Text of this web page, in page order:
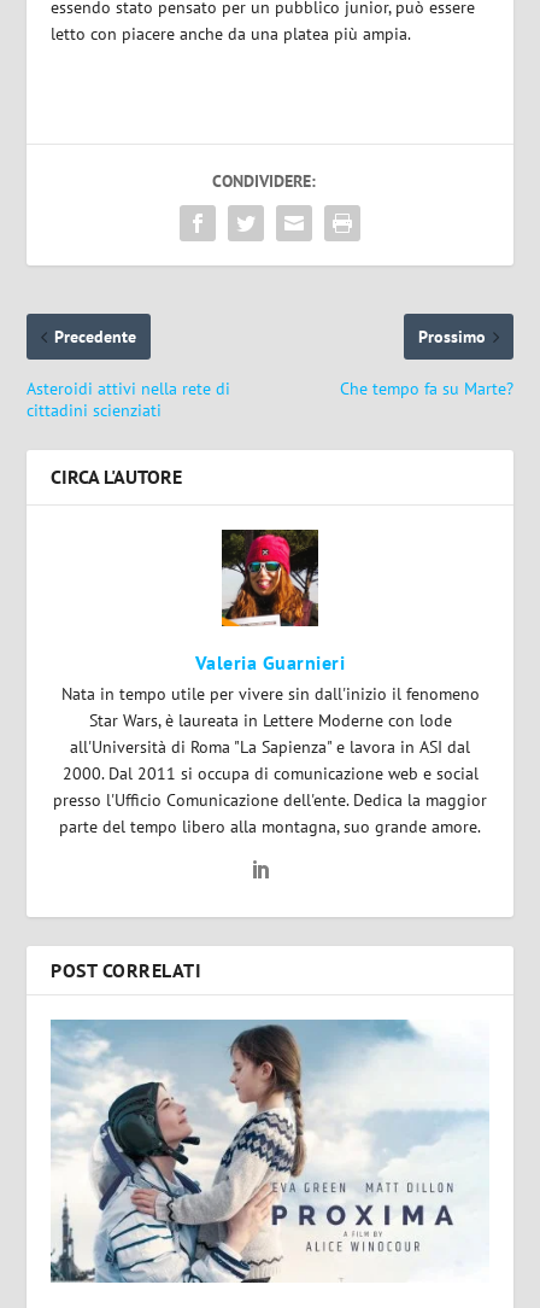
essendo stato pensato per un pubblico junior, può essere
letto con piacere anche da una platea più ampia.
CONDIVIDERE:
Precedente
Asteroidi attivi nella rete di
cittadini scienziati
Prossimo
Che tempo fa su Marte?
CIRCA L'AUTORE
Valeria Guarnieri
Nata in tempo utile per vivere sin dall'inizio il fenomeno
Star Wars, è laureata in Lettere Moderne con lode
all'Università di Roma "La Sapienza" e lavora in ASI dal
2000. Dal 2011 si occupa di comunicazione web e social
presso l'Ufficio Comunicazione dell'ente. Dedica la maggior
parte del tempo libero alla montagna, suo grande amore.
POST CORRELATI